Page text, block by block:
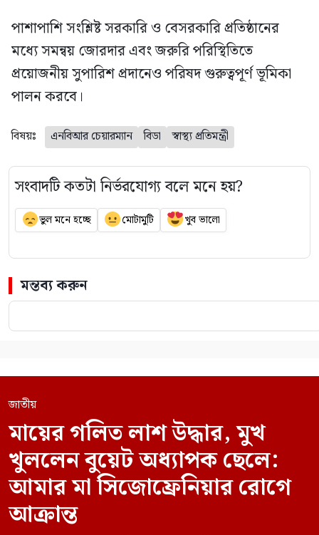
পাশাপাশি সংশ্লিষ্ট সরকারি ও বেসরকারি প্রতিষ্ঠানের
মধ্যে সমন্বয় জোরদার এবং জরুরি পরিস্থিতিতে
প্রয়োজনীয় সুপারিশ প্রদানেও পরিষদ গুরুত্বপূর্ণ ভূমিকা
পালন করবে।
বিষয়ঃ এনবিআর চেয়ারম্যান বিডা স্বাস্থ্য প্রতিমন্ত্রী
সংবাদটি কতটা নির্ভরযোগ্য বলে মনে হয়?
ভুল মনে হচ্ছে মোটামুটি খুব ভালো
মন্তব্য করুন
জাতীয়
মায়ের গলিত লাশ উদ্ধার, মুখ
খুললেন বুয়েট অধ্যাপক ছেলে:
আমার মা সিজোফ্রেনিয়ার রোগে
আক্রান্ত